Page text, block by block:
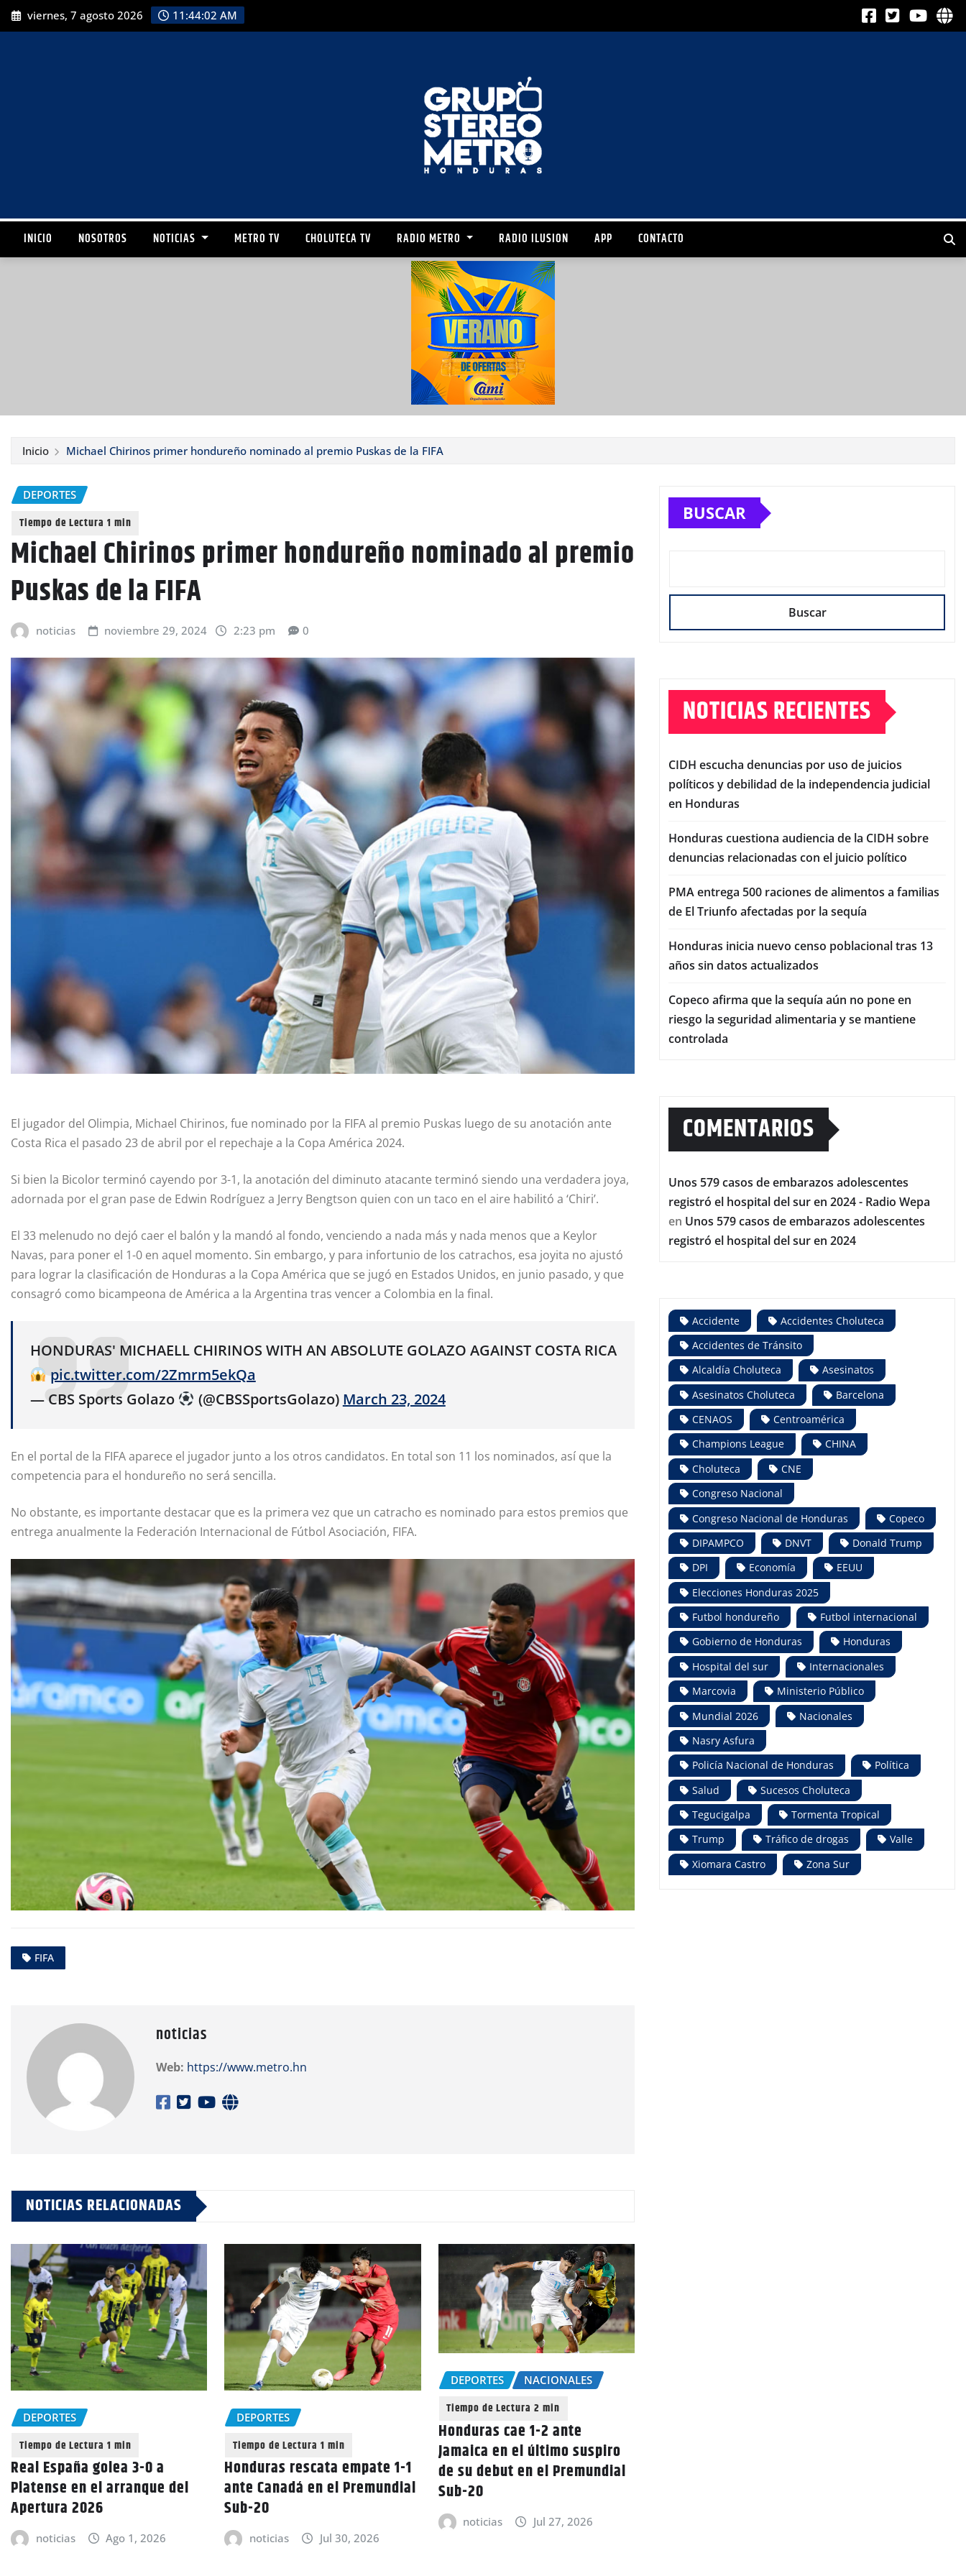
viernes, 7 agosto 2026 11:44:04 AM
INICIO NOSOTROS NOTICIAS METRO TV CHOLUTECA TV RADIO METRO RADIO ILUSION APP CONTACTO
Inicio Michael Chirinos primer hondureño nominado al premio Puskas de la FIFA
DEPORTES
Michael Chirinos primer hondureño nominado al premio
Puskas de la FIFA
noticias noviembre 29, 2024 2:23 pm 0
El jugador del Olimpia, Michael Chirinos, fue nominado por la FIFA al premio Puskas luego de su anotación ante
Costa Rica el pasado 23 de abril por el repechaje a la Copa América 2024.
Si bien la Bicolor terminó cayendo por 3-1, la anotación del diminuto atacante terminó siendo una verdadera joya,
adornada por el gran pase de Edwin Rodríguez a Jerry Bengtson quien con un taco en el aire habilitó a ‘Chiri’.
El 33 melenudo no dejó caer el balón y la mandó al fondo, venciendo a nada más y nada menos que a Keylor
Navas, para poner el 1-0 en aquel momento. Sin embargo, y para infortunio de los catrachos, esa joyita no ajustó
para lograr la clasificación de Honduras a la Copa América que se jugó en Estados Unidos, en junio pasado, y que
consagró como bicampeona de América a la Argentina tras vencer a Colombia en la final.
HONDURAS' MICHAELL CHIRINOS WITH AN ABSOLUTE GOLAZO AGAINST COSTA RICA
pic.twitter.com/2Zmrm5ekQa
— CBS Sports Golazo
(@CBSSportsGolazo) March 23, 2024
En el portal de la FIFA aparece el jugador junto a los otros candidatos. En total son 11 los nominados, así que la
competencia para el hondureño no será sencilla.
No obstante, es importante destacar que es la primera vez que un catracho es nominado para estos premios que
entrega anualmente la Federación Internacional de Fútbol Asociación, FIFA.
FIFA
noticias
Web: https://www.metro.hn
NOTICIAS RELACIONADAS
DEPORTES
Real España golea 3-0 a
Platense en el arranque del
Apertura 2026
noticias Ago 1, 2026
DEPORTES
Honduras rescata empate 1-1
ante Canadá en el Premundial
Sub-20
noticias Jul 30, 2026
DEPORTES NACIONALES
Honduras cae 1-2 ante
Jamaica en el último suspiro
de su debut en el Premundial
Sub-20
noticias Jul 27, 2026
BUSCAR
Buscar
NOTICIAS RECIENTES
CIDH escucha denuncias por uso de juicios
políticos y debilidad de la independencia judicial
en Honduras
Honduras cuestiona audiencia de la CIDH sobre
denuncias relacionadas con el juicio político
PMA entrega 500 raciones de alimentos a familias
de El Triunfo afectadas por la sequía
Honduras inicia nuevo censo poblacional tras 13
años sin datos actualizados
Copeco afirma que la sequía aún no pone en
riesgo la seguridad alimentaria y se mantiene
controlada
COMENTARIOS
Unos 579 casos de embarazos adolescentes
registró el hospital del sur en 2024 - Radio Wepa
en Unos 579 casos de embarazos adolescentes
registró el hospital del sur en 2024
Accidente
Accidentes Choluteca
Accidentes de Tránsito
Alcaldía Choluteca
Asesinatos
Asesinatos Choluteca
Barcelona
CENAOS
Centroamérica
Champions League
CHINA
Choluteca
CNE
Congreso Nacional
Congreso Nacional de Honduras
Copeco
DIPAMPCO
DNVT
Donald Trump
DPI
Economía
EEUU
Elecciones Honduras 2025
Futbol hondureño
Futbol internacional
Gobierno de Honduras
Honduras
Hospital del sur
Internacionales
Marcovia
Ministerio Público
Mundial 2026
Nacionales
Nasry Asfura
Policía Nacional de Honduras
Política
Salud
Sucesos Choluteca
Tegucigalpa
Tormenta Tropical
Trump
Tráfico de drogas
Valle
Xiomara Castro
Zona Sur